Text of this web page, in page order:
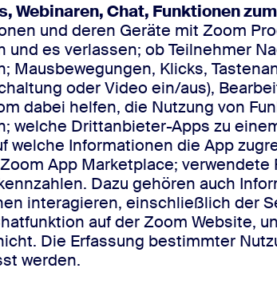
Webinaren, Chat, Funktionen
und deren Geräte mit Zoom
es verlassen; ob Teilnehmer
Klicks,
oder Video ein/aus),
dabei helfen, die Nutzung von
welche Drittanbieter-Apps zu
welche Informationen die App
App Marketplace;
Dazu gehören auch
interagieren, einschließlich der
auf der Zoom Website,
Die Erfassung bestimmter
werden.